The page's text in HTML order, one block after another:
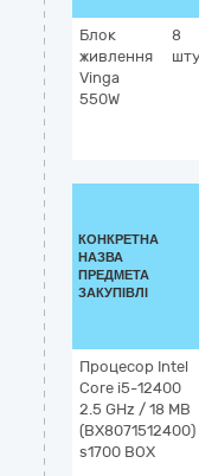
Блок
живлення
Vinga
550W
8
КОНКРЕТНА
НАЗВА
ПРЕДМЕТА
ЗАКУПІВЛІ
Процесор Intel
Core i5-12400
2.5 GHz / 18 MB
(BX8071512400)
s1700 BOX